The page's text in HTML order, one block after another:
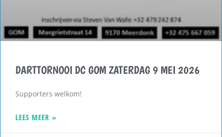
DARTTORNOOI DC GOM ZATERDAG 9 MEI 2026
Supporters welkom!
LEES MEER »